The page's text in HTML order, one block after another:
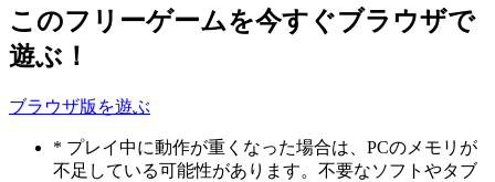
このフリーゲームを今すぐブラウザで
遊ぶ！
ブラウザ版を遊ぶ
* プレイ中に動作が重くなった場合は、PCのメモリが
不足している可能性があります。不要なソフトやタブ